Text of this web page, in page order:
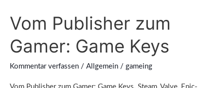
Vom Publisher zum
Gamer: Game Keys
Kommentar verfassen / Allgemein / gameing
Gamer:
Keys